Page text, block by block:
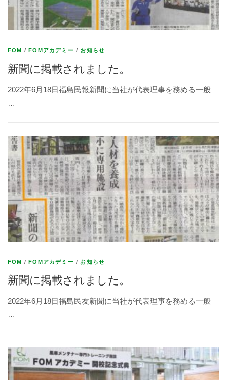
FOM /FOMアカデミー / お知らせ
新聞に掲載されました。
2022年6月18日福島民報新聞に当社が代表理事を務める一般
…
FOM /FOMアカデミー / お知らせ
新聞に掲載されました。
2022年6月18日福島民友新聞に当社が代表理事を務める一般
…